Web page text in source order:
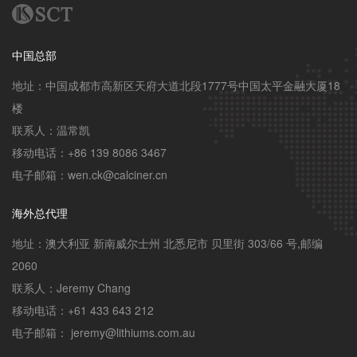
中国总部
地址：中国成都市高新区天府大道北段1777号中国太平金融大厦18
楼
联系人：温常凯
移动电话：+86 139 8086 3467
电子邮箱：wen.ck@calciner.cn
海外总代理
地址：澳大利亚 新南威尔士州 北悉尼市 贝里街 303/66 号,邮编
2060
联系人：Jeremy Chang
移动电话：+61 433 643 212
电子邮箱： jeremy@lithiums.com.au